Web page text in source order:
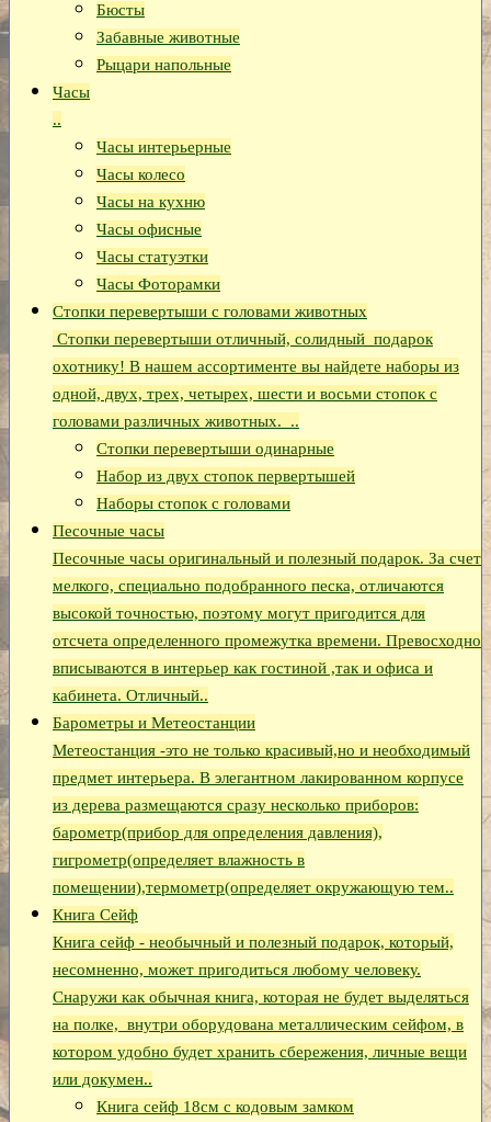
Бюсты
Забавные животные
Рыцари напольные
Часы
..
Часы интерьерные
Часы колесо
Часы на кухню
Часы офисные
Часы статуэтки
Часы Фоторамки
Стопки перевертыши с головами животных
Стопки перевертыши отличный, солидный подарок
охотнику! В нашем ассортименте вы найдете наборы из
одной, двух, трех, четырех, шести и восьми стопок с
головами различных животных. ..
Стопки перевертыши одинарные
Набор из двух стопок первертышей
Наборы стопок с головами
Песочные часы
Песочные часы оригинальный и полезный подарок. За счет
мелкого, специально подобранного песка, отличаются
высокой точностью, поэтому могут пригодится для
отсчета определенного промежутка времени. Превосходно
вписываются в интерьер как гостиной ,так и офиса и
кабинета. Отличный..
Барометры и Метеостанции
Метеостанция -это не только красивый,но и необходимый
предмет интерьера. В элегантном лакированном корпусе
из дерева размещаются сразу несколько приборов:
барометр(прибор для определения давления),
гигрометр(определяет влажность в
помещении),термометр(определяет окружающую тем..
Книга Сейф
Книга сейф - необычный и полезный подарок, который,
несомненно, может пригодиться любому человеку.
Снаружи как обычная книга, которая не будет выделяться
на полке, внутри оборудована металлическим сейфом, в
котором удобно будет хранить сбережения, личные вещи
или докумен..
Книга сейф 18см с кодовым замком